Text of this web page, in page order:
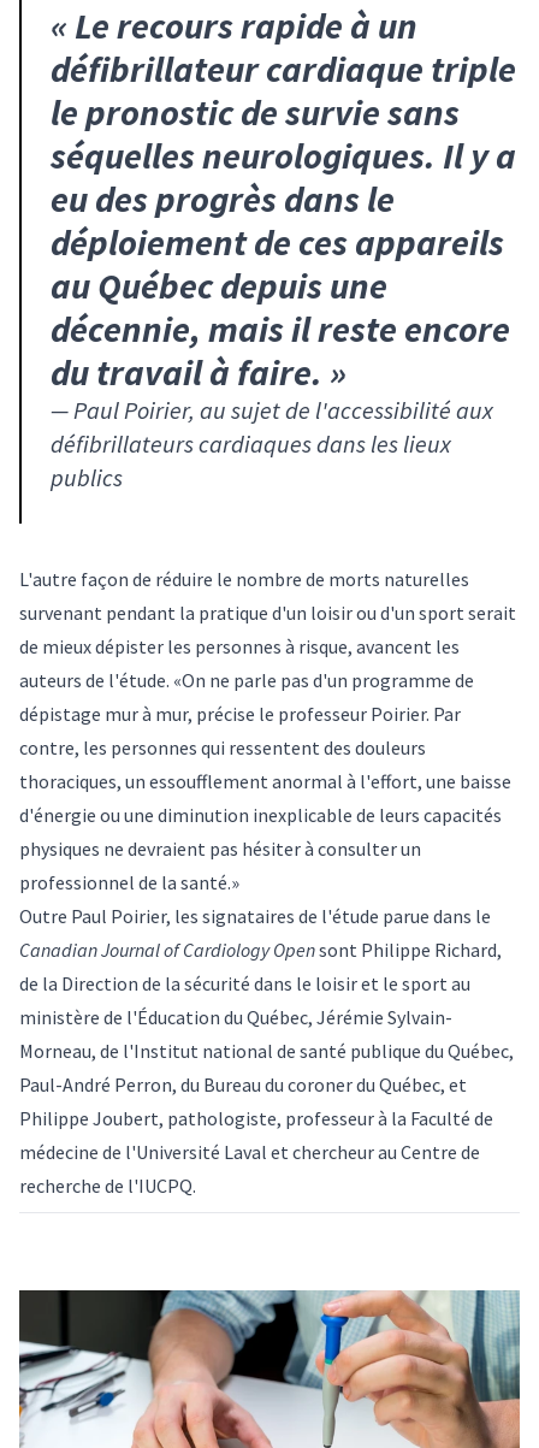
« Le recours rapide à un
défibrillateur cardiaque triple
le pronostic de survie sans
séquelles neurologiques. Il y a
eu des progrès dans le
déploiement de ces appareils
au Québec depuis une
décennie, mais il reste encore
du travail à faire. »
— Paul Poirier, au sujet de l'accessibilité aux
défibrillateurs cardiaques dans les lieux
publics
L'autre façon de réduire le nombre de morts naturelles
survenant pendant la pratique d'un loisir ou d'un sport serait
de mieux dépister les personnes à risque, avancent les
auteurs de l'étude. «On ne parle pas d'un programme de
dépistage mur à mur, précise le professeur Poirier. Par
contre, les personnes qui ressentent des douleurs
thoraciques, un essoufflement anormal à l'effort, une baisse
d'énergie ou une diminution inexplicable de leurs capacités
physiques ne devraient pas hésiter à consulter un
professionnel de la santé.»
Outre Paul Poirier, les signataires de l'étude parue dans le
Canadian Journal of Cardiology Opensont Philippe Richard,
de la Direction de la sécurité dans le loisir et le sport au
ministère de l'Éducation du Québec, Jérémie Sylvain-
Morneau, de l'Institut national de santé publique du Québec,
Paul-André Perron, du Bureau du coroner du Québec, et
Philippe Joubert, pathologiste, professeur à la Faculté de
médecine de l'Université Laval et chercheur au Centre de
recherche de l'IUCPQ.